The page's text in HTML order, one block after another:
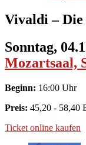
Vivaldi – Die
Sonntag,
Mozartsaal,
Beginn: 16:00 Uhr
Preis: 45,20 - 58,40
Ticket online kaufen